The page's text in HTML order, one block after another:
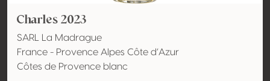
Charles 2023
SARL La Madrague
France - Provence Alpes Côte d’Azur
Côtes de Provence blanc